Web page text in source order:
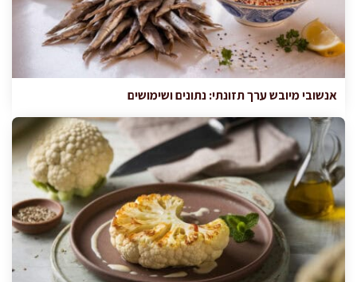
אנשובי מיובש ערך תזונתי: נתונים ושימושים